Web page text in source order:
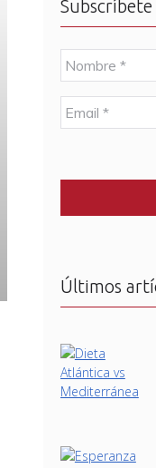
N
o
m
b
r
E
m
l
Últimos